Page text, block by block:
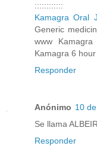
::::::::::::
Kamagra Oral
Generic
www
Kamagra 6
Responder
Anónimo 10
Se llama
Responder